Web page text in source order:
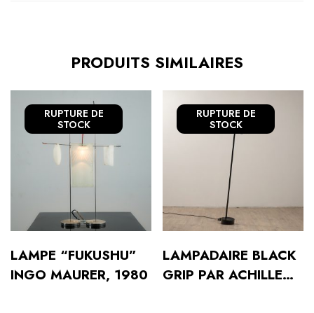
PRODUITS SIMILAIRES
RUPTURE DE
STOCK
LAMPE “FUKUSHU”
INGO MAURER, 1980
RUPTURE DE
STOCK
LAMPADAIRE BLACK
GRIP PAR ACHILLE